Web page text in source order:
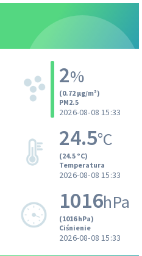
2%
(0.72 µg/m³)
PM2.5
2026-08-08 15:33
24.5°C
(24.5 °C)
Temperatura
2026-08-08 15:33
1016hPa
(1016 hPa)
Ciśnienie
2026-08-08 15:33